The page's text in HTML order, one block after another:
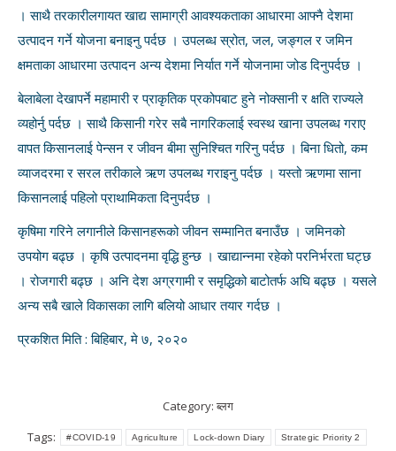
। साथै तरकारीलगायत खाद्य सामाग्री आवश्यकताका आधारमा आफ्नै देशमा
उत्पादन गर्ने योजना बनाइनु पर्दछ । उपलब्ध स्रोत, जल, जङ्गल र जमिन
क्षमताका आधारमा उत्पादन अन्य देशमा निर्यात गर्ने योजनामा जोड दिनुपर्दछ ।
बेलाबेला देखापर्ने महामारी र प्राकृतिक प्रकोपबाट हुने नोक्सानी र क्षति राज्यले
व्यहोर्नु पर्दछ । साथै किसानी गरेर सबै नागरिकलाई स्वस्थ खाना उपलब्ध गराए
वापत किसानलाई पेन्सन र जीवन बीमा सुनिश्चित गरिनु पर्दछ । बिना धितो, कम
व्याजदरमा र सरल तरीकाले ऋण उपलब्ध गराइनु पर्दछ । यस्तो ऋणमा साना
किसानलाई पहिलो प्राथामिकता दिनुपर्दछ ।
कृषिमा गरिने लगानीले किसानहरूको जीवन सम्मानित बनाउँछ । जमिनको
उपयोग बढ्छ । कृषि उत्पादनमा वृद्धि हुन्छ । खाद्यान्नमा रहेको परनिर्भरता घट्छ
। रोजगारी बढ्छ । अनि देश अग्रगामी र समृद्धिको बाटोतर्फ अघि बढ्छ । यसले
अन्य सबै खाले विकासका लागि बलियो आधार तयार गर्दछ ।
प्रकशित मिति : बिहिबार, मे ७, २०२०
Category: ब्लग
Tags:
#COVID-19 Agriculture Lock-down Diary Strategic Priority 2